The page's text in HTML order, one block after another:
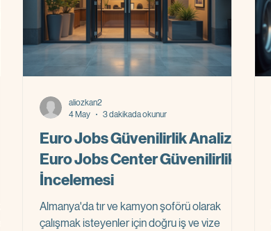
Euro Jobs Güvenilirlik Analizi:
Euro Jobs Center Güvenilirlik
İncelemesi
Almanya'da tır ve kamyon şoförü olarak
çalışmak isteyenler için doğru iş ve vize
aliozkan2
4 May
3 dakikada okunur